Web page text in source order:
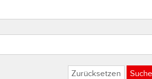
Zurücksetzen